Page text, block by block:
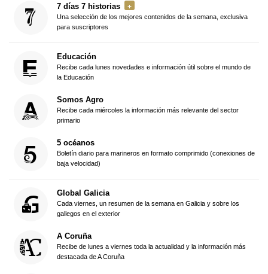
7 días 7 historias
Una selección de los mejores contenidos de la semana, exclusiva
para suscriptores
Educación
Recibe cada lunes novedades e información útil sobre el mundo de
la Educación
Somos Agro
Recibe cada miércoles la información más relevante del sector
primario
5 océanos
Boletín diario para marineros en formato comprimido (conexiones de
baja velocidad)
Global Galicia
Cada viernes, un resumen de la semana en Galicia y sobre los
gallegos en el exterior
A Coruña
Recibe de lunes a viernes toda la actualidad y la información más
destacada de A Coruña